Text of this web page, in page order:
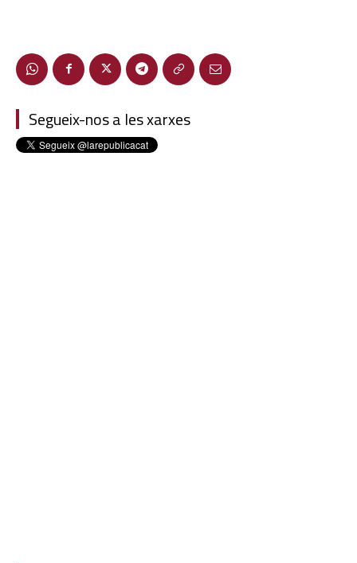
Segueix-nos a les xarxes